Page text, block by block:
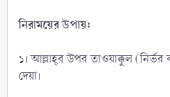
নিরাময়ের উপায়:
১। আল্লাহ্‌র উপর তাওয়াক্কুল (নির্ভর
দেয়া।